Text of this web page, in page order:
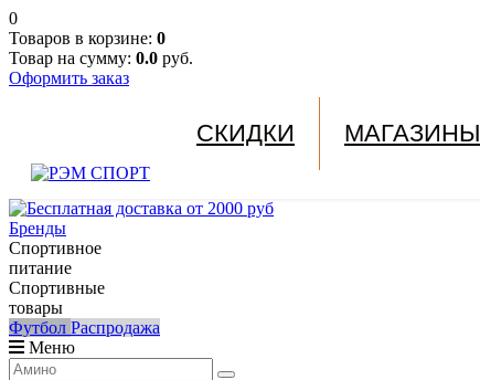
0
Товаров в корзине: 0
Товар на сумму: 0.0 руб.
Оформить заказ
СКИДКИ МАГАЗИНЫ
Бренды
Спортивное
питание
Спортивные
товары
Футбол Распродажа
Меню